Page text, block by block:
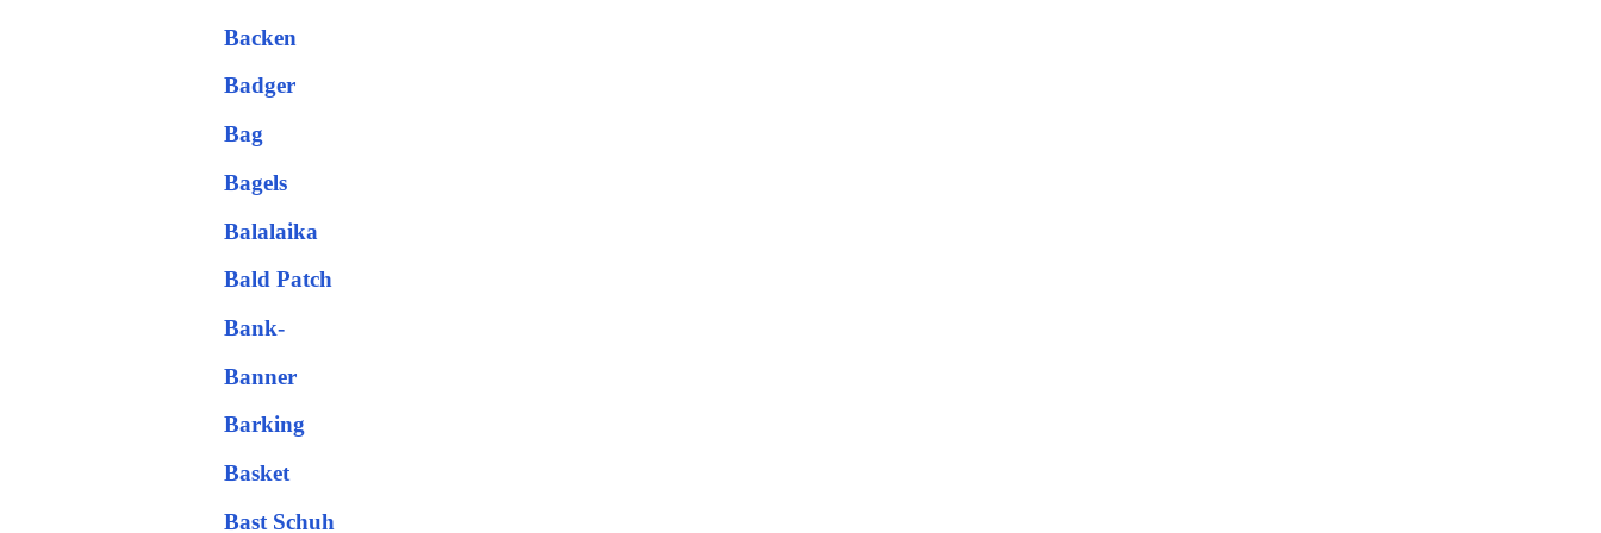
Backen
Badger
Bag
Bagels
Balalaika
Bald Patch
Bank-
Banner
Barking
Basket
Bast Schuh